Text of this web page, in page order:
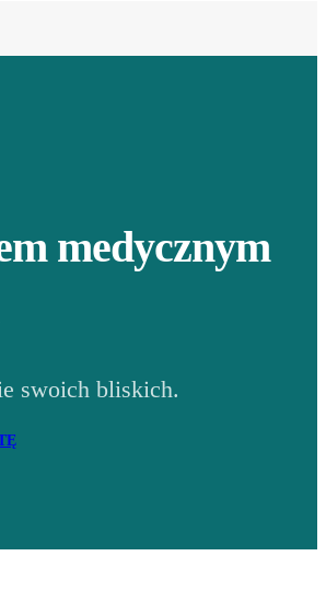
medycznym
swoich bliskich.